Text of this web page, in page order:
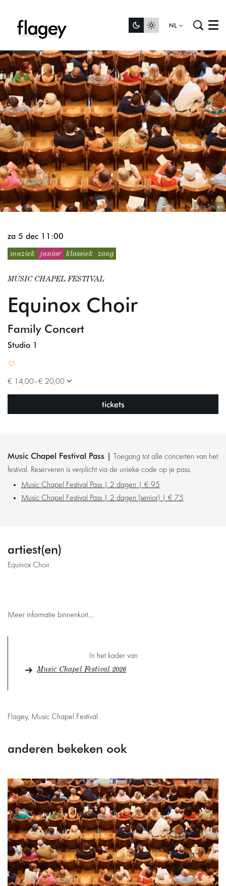
NL Menu
John Stapels
muziek junior klassiek zang
Equinox Choir
Family Concert
MUSIC CHAPEL FESTIVAL
za 5 dec 11:00
Studio 1
€ 14,00–€ 20,00
tickets
Music Chapel Festival Pass |
Toegang tot alle concerten van het
festival. Reserveren is verplicht via de unieke code op je pass.
Music Chapel Festival Pass | 2 dagen | € 95
Music Chapel Festival Pass | 2 dagen (senior) | € 75
artiest(en)
Equinox Choir
Meer informatie binnenkort...
In het kader van
Music Chapel Festival 2026
Flagey, Music Chapel Festival
anderen bekeken ook